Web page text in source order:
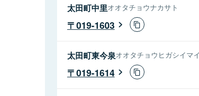
太田町中里オオタチョウナカサト
019-1603
太田町東今泉オオタチョウヒガシイマ
019-1614